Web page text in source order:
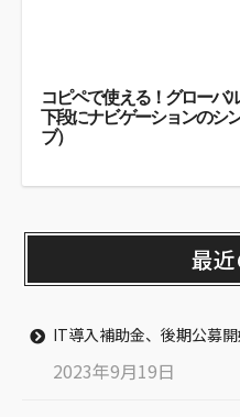
コピペで使える！グローバ
下段にナビゲーションのシ
ブ）
最
IT導入補助金、後期公募
2023年9月19日